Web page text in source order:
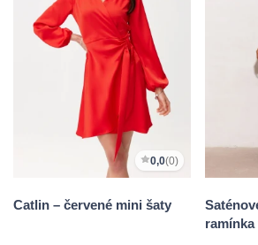
0,0(0)
Catlin – červené mini šaty